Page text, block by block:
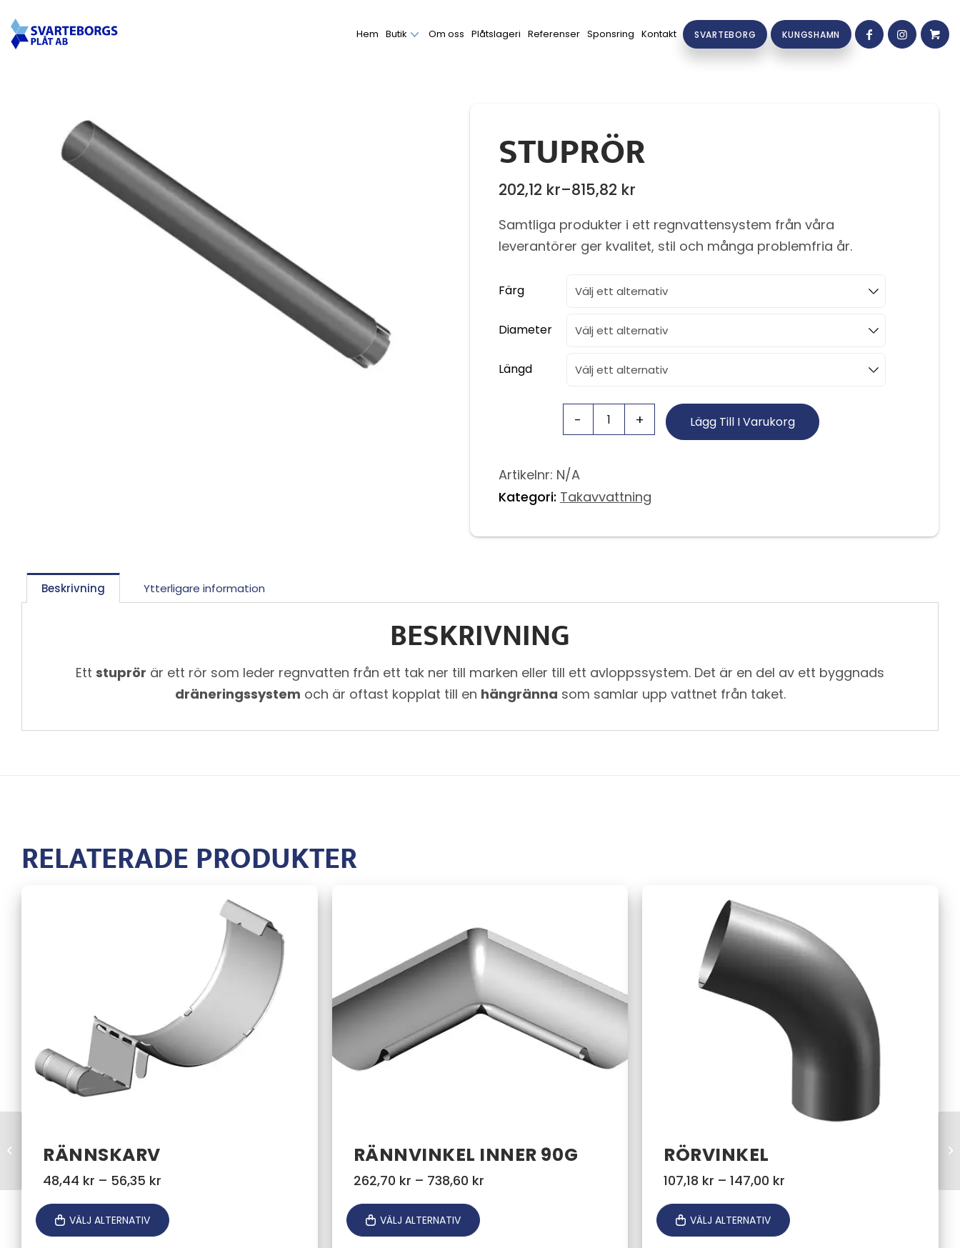
Hem Butik Om oss Plåtslageri Referenser Sponsring Kontakt SVARTEBORG KUNGSHAMN
STUPRÖR
202,12 kr–815,82 kr
Prisintervall:
202,12 kr
till
Samtliga produkter i ett regnvattensystem från våra
leverantörer ger kvalitet, stil och många problemfria år.
Färg
Diameter
Längd
Lägg Till I Varukorg
Artikelnr: N/A
Kategori: Takavvattning
Beskrivning Ytterligare information
BESKRIVNING
Ett stuprör är ett rör som leder regnvatten från ett tak ner till marken eller till ett avloppssystem. Det är en del av ett byggnads
dräneringssystem och är oftast kopplat till en hängränna som samlar upp vattnet från taket.
RELATERADE PRODUKTER
RÄNNSKARV
48,44 kr – 56,35 kr
till
56,35 kr
VÄLJ ALTERNATIV
RÄNNVINKEL INNER 90G
262,70 kr – 738,60 krPrisintervall:
VÄLJ ALTERNATIV
RÖRVINKEL
107,18 kr – 147,00 kr
till
147,00 kr
VÄLJ ALTERNATIV
Omvikningskupa